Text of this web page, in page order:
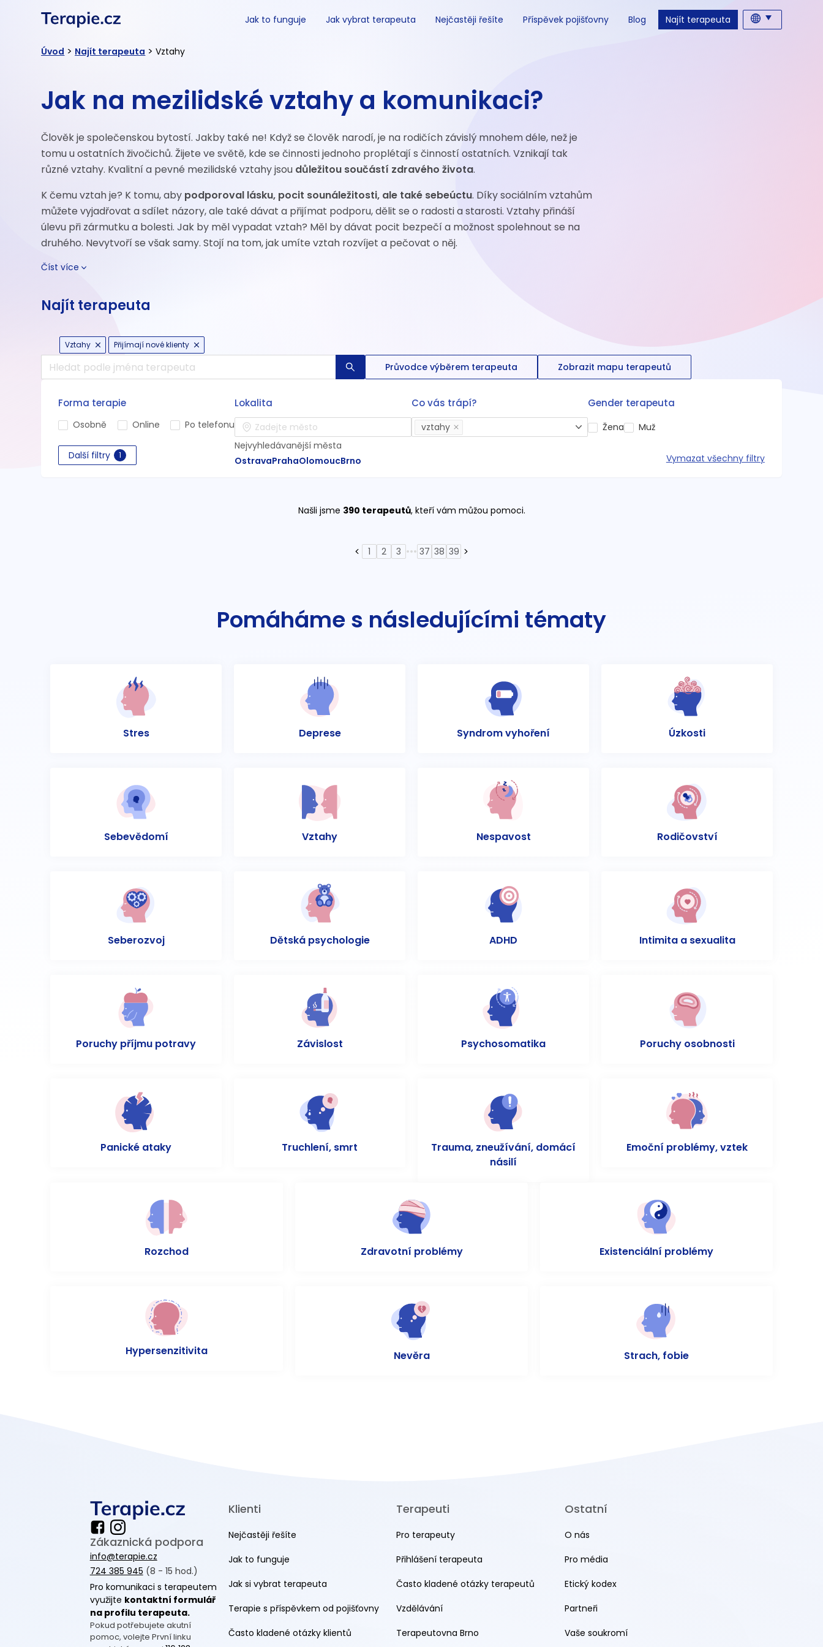
Jak to funguje Jak vybrat terapeuta Nejčastěji řešíte Příspěvek pojišťovny Blog Najít terapeuta
Úvod > Najít terapeuta > Vztahy
Jak na mezilidské vztahy a komunikaci?
Člověk je společenskou bytostí. Jakby také ne! Když se člověk narodí, je na rodičích závislý mnohem déle, než je
tomu u ostatních živočichů. Žijete ve světě, kde se činnosti jednoho proplétají s činností ostatních. Vznikají tak
různé vztahy. Kvalitní a pevné mezilidské vztahy jsou důležitou součástí zdravého života.
K čemu vztah je? K tomu, aby podporoval lásku, pocit sounáležitosti, ale také sebeúctu. Díky sociálním vztahům
můžete vyjadřovat a sdílet názory, ale také dávat a přijímat podporu, dělit se o radosti a starosti. Vztahy přináší
úlevu při zármutku a bolesti. Jak by měl vypadat vztah? Měl by dávat pocit bezpečí a možnost spolehnout se na
druhého. Nevytvoří se však samy. Stojí na tom, jak umíte vztah rozvíjet a pečovat o něj.
Číst více
Najít terapeuta
Průvodce výběrem terapeuta Zobrazit mapu terapeutů
Forma terapie
Osobně Online Po telefonu
Lokalita
Nejvyhledávanější města
OstravaPrahaOlomoucBrno
Co vás trápí?
vztahy
Gender terapeuta
Žena Muž
Další filtry 1 Vymazat všechny filtry
Vztahy Přijímají nové klienty
Našli jsme 390 terapeutů, kteří vám můžou pomoci.
1 2 3 ••• 37 38 39
Pomáháme s následujícími tématy
Stres Deprese Syndrom vyhoření Úzkosti
Sebevědomí Vztahy Nespavost Rodičovství
Seberozvoj Dětská psychologie ADHD Intimita a sexualita
Poruchy příjmu potravy Závislost Psychosomatika Poruchy osobnosti
Panické ataky Truchlení, smrt
Trauma, zneužívání, domácí
násilí
Emoční problémy, vztek
Rozchod Zdravotní problémy Existenciální problémy
Hypersenzitivita Nevěra Strach, fobie
Zákaznická podpora
info@terapie.cz
724 385 945 (8 - 15 hod.)
Pro komunikaci s terapeutem
využijte kontaktní formulář
na profilu terapeuta.
Pokud potřebujete akutní
pomoc, volejte První linku
Klienti
Nejčastěji řešíte
Jak to funguje
Jak si vybrat terapeuta
Terapie s příspěvkem od pojišťovny
Často kladené otázky klientů
Terapeuti
Pro terapeuty
Přihlášení terapeuta
Často kladené otázky terapeutů
Vzdělávání
Terapeutovna Brno
Ostatní
O nás
Pro média
Etický kodex
Partneři
Vaše soukromí